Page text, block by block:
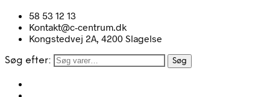
58 53 12 13
Kontakt@c-centrum.dk
Kongstedvej 2A, 4200 Slagelse
Søg efter: Søg